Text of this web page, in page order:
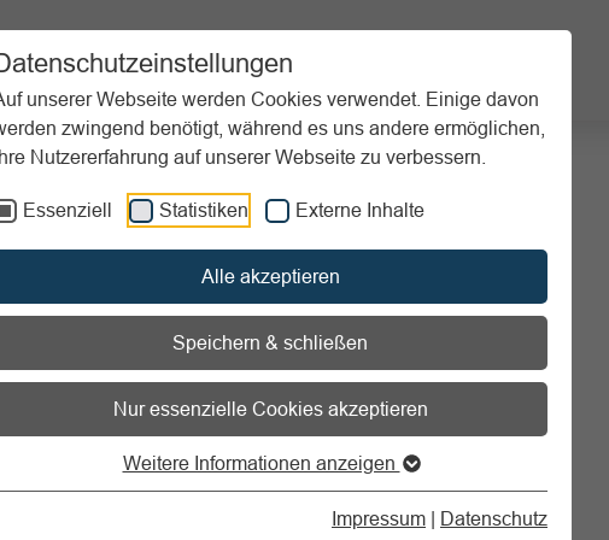
unserer Webseite werden Cookies verwendet. Einige davon
zwingend benötigt, während es uns andere ermöglichen,
Nutzererfahrung auf unserer Webseite zu verbessern.
Essenziell Statistiken Externe Inhalte
Alle akzeptieren
Speichern & schließen
Nur essenzielle Cookies akzeptieren
Weitere Informationen anzeigen
Impressum | Datenschutz
Sportpraxis Aktuelles
Kontrolle Vertriebswege & Distribution Affiliate Marketing
zum Readspeaker öffnen
Marketing
Internet Provisionen generieren
Marketingnutzt der Anbieter von Produkten und Dienstleistungen
von Kooperationspartnern.